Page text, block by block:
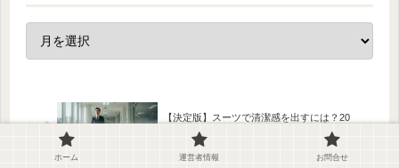
【決定版】スーツで清潔感を出すには？20
こなし術10選
ホーム 運営者情報 お問合せ